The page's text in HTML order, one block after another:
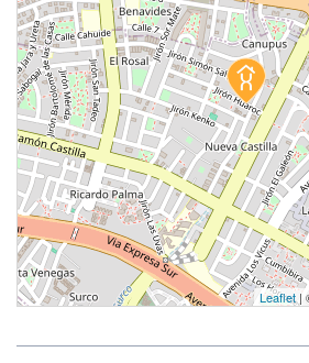
Leaflet |